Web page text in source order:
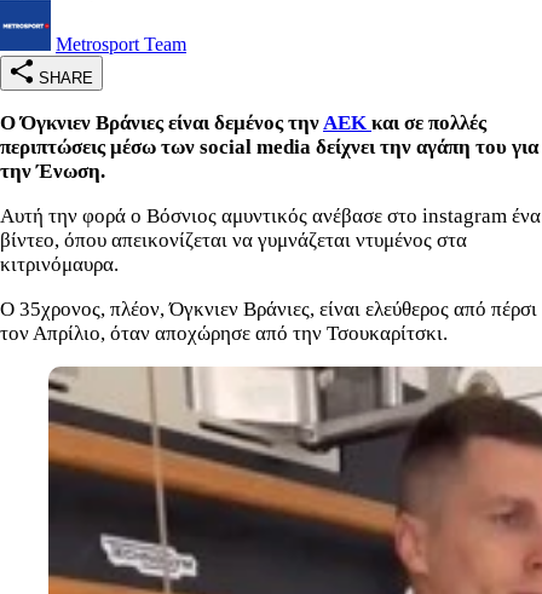
Metrosport Team
SHARE
Ο Όγκνιεν Βράνιες είναι δεμένος τηνΑΕΚ και σε πολλές
περιπτώσεις μέσω των social media δείχνει την αγάπη του για
την Ένωση.
Αυτή την φορά ο Βόσνιος αμυντικός ανέβασε στο instagram ένα
βίντεο, όπου απεικονίζεται να γυμνάζεται ντυμένος στα
κιτρινόμαυρα.
Ο 35χρονος, πλέον, Όγκνιεν Βράνιες, είναι ελεύθερος από πέρσι
τον Απρίλιο, όταν αποχώρησε από την Τσουκαρίτσκι.